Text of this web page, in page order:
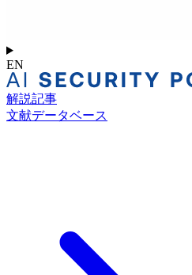
EN
解説記事
文献データベース